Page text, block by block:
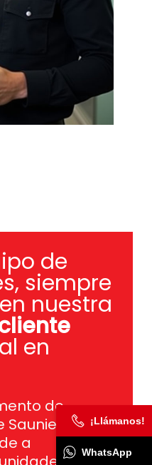
de
siempre
nuestra
en
de
Duval
a
¡Llámanos!
WhatsApp